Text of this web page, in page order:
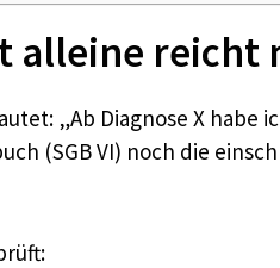
alleine reicht
„Ab Diagnose X
(SGB VI) noch die